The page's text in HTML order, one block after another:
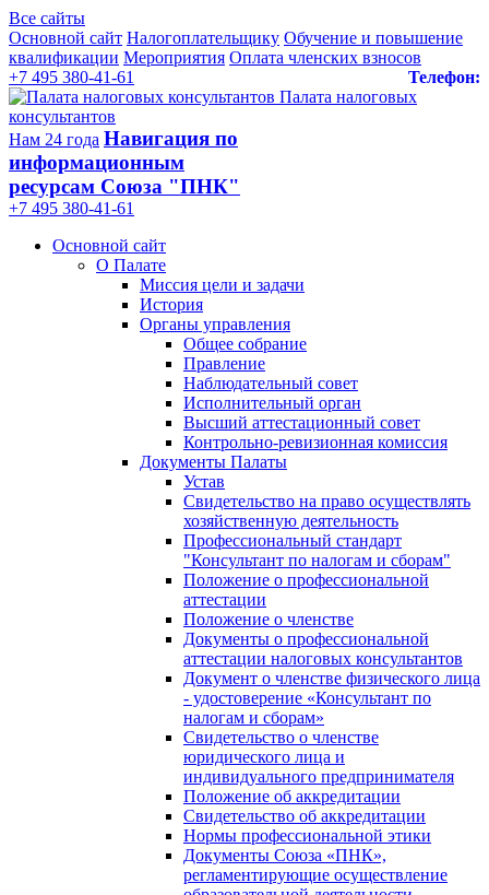
Все сайты
Основной сайт Налогоплательщику Обучение и повышение
квалификации Мероприятия Оплата членских взносов
Телефон:
+7 495 380-41-61
Палата налоговых
консультантов
Нам 24 года Навигация по
информационным
ресурсам Союза "ПНК"
+7 495 380‑41‑61
Основной сайт
О Палате
Миссия цели и задачи
История
Органы управления
Общее собрание
Правление
Наблюдательный совет
Исполнительный орган
Высший аттестационный совет
Контрольно-ревизионная комиссия
Документы Палаты
Устав
Свидетельство на право осуществлять
хозяйственную деятельность
Профессиональный стандарт
"Консультант по налогам и сборам"
Положение о профессиональной
аттестации
Положение о членстве
Документы о профессиональной
аттестации налоговых консультантов
Документ о членстве физического лица
- удостоверение «Консультант по
налогам и сборам»
Свидетельство о членстве
юридического лица и
индивидуального предпринимателя
Положение об аккредитации
Свидетельство об аккредитации
Нормы профессиональной этики
Документы Союза «ПНК»,
регламентирующие осуществление